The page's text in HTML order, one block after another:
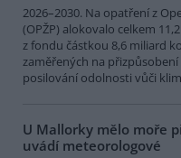
2026–2030. Na opatření z
(OPŽP) alokovalo celkem
z fondu částkou 8,6 miliard
zaměřených na
posilování odolnosti vůči
U Mallorky mělo moře
uvádí meteorologové